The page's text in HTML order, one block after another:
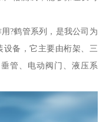
?鹤管系列，是我公司为
设备，它主要由桁架、三
管、电动阀门、液压系